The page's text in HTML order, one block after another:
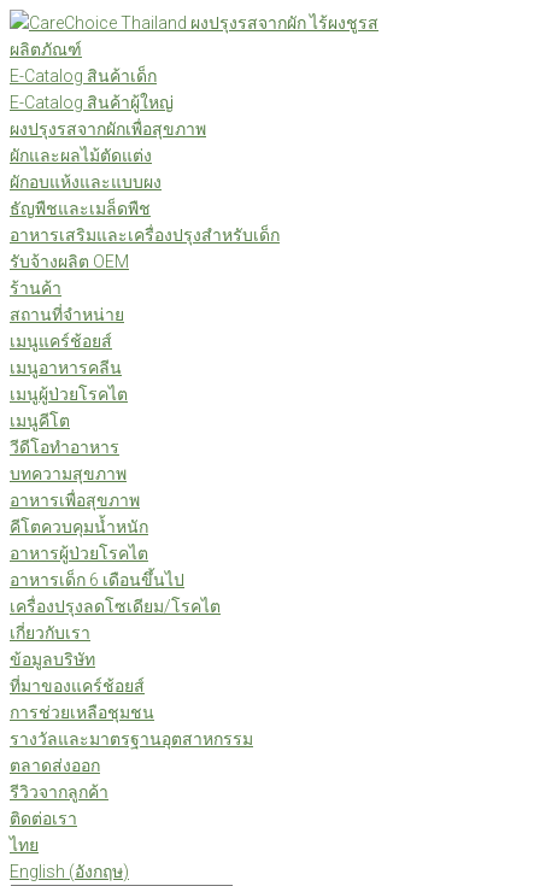
Skip
to
content
ผลิตภัณฑ์
E-Catalog สินค้าเด็ก
E-Catalog สินค้าผู้ใหญ่
ผงปรุงรสจากผักเพื่อสุขภาพ
ผักและผลไม้ตัดแต่ง
ผักอบแห้งและแบบผง
ธัญพืชและเมล็ดพืช
อาหารเสริมและเครื่องปรุงสำหรับเด็ก
รับจ้างผลิต OEM
ร้านค้า
สถานที่จำหน่าย
เมนูแคร์ช้อยส์
เมนูอาหารคลีน
เมนูผู้ป่วยโรคไต
เมนูคีโต
วีดีโอทำอาหาร
บทความสุขภาพ
อาหารเพื่อสุขภาพ
คีโตควบคุมน้ำหนัก
อาหารผู้ป่วยโรคไต
อาหารเด็ก 6 เดือนขึ้นไป
เครื่องปรุงลดโซเดียม/โรคไต
เกี่ยวกับเรา
ข้อมูลบริษัท
ที่มาของแคร์ช้อยส์
การช่วยเหลือชุมชน
รางวัลและมาตรฐานอุตสาหกรรม
ตลาดส่งออก
รีวิวจากลูกค้า
ติดต่อเรา
ไทย
English (อังกฤษ)